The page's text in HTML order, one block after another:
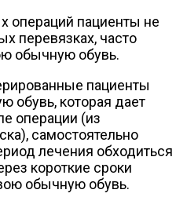
операций пациенты не
перевязках, часто
обычную обувь.
пациенты
обувь, которая дает
операции (из
самостоятельно
лечения обходиться
короткие сроки
обычную обувь.